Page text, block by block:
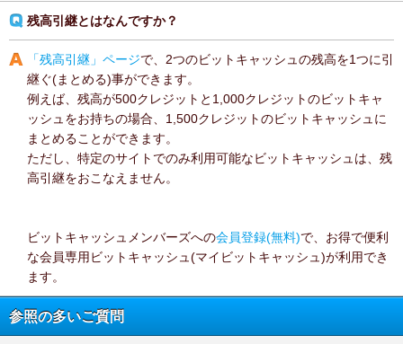
残高引継とはなんですか？
「残高引継」ページで、2つのビットキャッシュの残高を1つに引
継ぐ(まとめる)事ができます。
例えば、残高が500クレジットと1,000クレジットのビットキャ
ッシュをお持ちの場合、1,500クレジットのビットキャッシュに
まとめることができます。
ただし、特定のサイトでのみ利用可能なビットキャッシュは、残
高引継をおこなえません。
ビットキャッシュメンバーズへの会員登録(無料)で、お得で便利
な会員専用ビットキャッシュ(マイビットキャッシュ)が利用でき
ます。
参照の多いご質問